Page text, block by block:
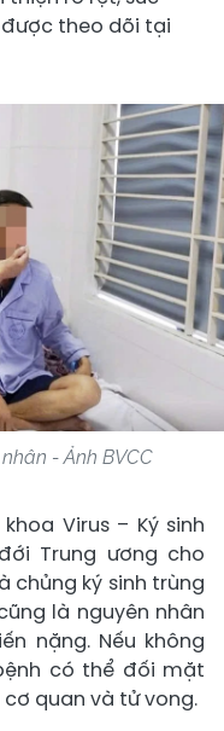
theo dõi tại
- Ảnh BVCC
khoa Virus – Ký sinh
Trung ương cho
chủng ký sinh trùng
là nguyên nhân
nặng. Nếu không
có thể đối mặt
quan và tử vong.